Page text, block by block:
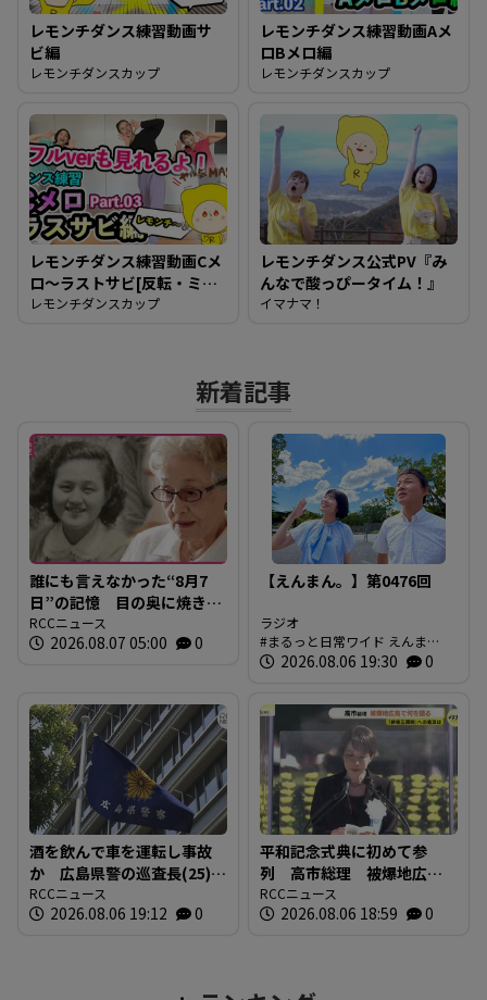
レモンチダンス練習動画サ
ビ編
レモンチダンスカップ
レモンチダンス練習動画Aメ
ロBメロ編
レモンチダンスカップ
レモンチダンス練習動画Cメ
ロ～ラストサビ[反転・ミラ
ー動画][フルダンスもある
レモンチダンスカップ
レモンチダンス公式PV『み
んなで酸っぴータイム！』
イマナマ！
新着記事
誰にも言えなかった“8月7
日”の記憶 目の奥に焼き付
く「1年生のゆきちゃん」の
姿 94歳の被爆者が今、口
RCCニュース
2026.08.07 05:00 0
【えんまん。】第0476回
ラジオ
まるっと日常ワイド えんま
ん。 放送内容
2026.08.06 19:30 0
酒を飲んで車を運転し事故
か 広島県警の巡査長(25)を
懲戒免職 事故の1時間半前
に“飲食店で飲酒” 基準値
RCCニュース
2026.08.06 19:12 0
平和記念式典に初めて参
列 高市総理 被爆地広島
で何を語る 「非核三原
則」への言及は
RCCニュース
2026.08.06 18:59 0